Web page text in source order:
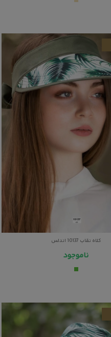
کلاه نقاب 10137 اندلس
ناموجود